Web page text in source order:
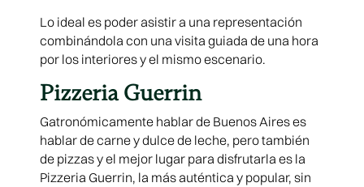
Lo ideal es poder asistir a una representación
combinándola con una visita guiada de una hora
por los interiores y el mismo escenario.
Pizzeria Guerrin
Gatronómicamente hablar de Buenos Aires es
hablar de carne y dulce de leche, pero también
de pizzas y el mejor lugar para disfrutarla es la
Pizzeria Guerrin, la más auténtica y popular, sin